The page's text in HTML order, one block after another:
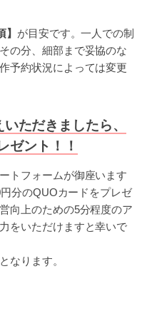
】 が目安です。一人での制
の分、細部まで妥協のな
予約状況によっては変更
ただきましたら、
ゼント！！
トフォームが御座います
分のQUOカードをプレゼ
向上のための5分程度のア
をいただけますと幸いで
なります。